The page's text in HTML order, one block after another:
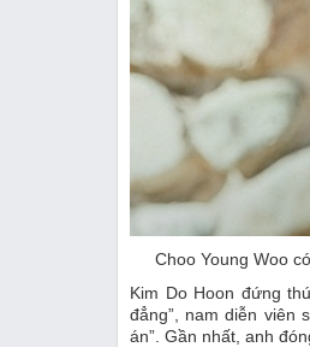
Choo Young Woo
Kim Do Hoon đứng
đẳng”, nam diễn viên
án”. Gần nhất, anh